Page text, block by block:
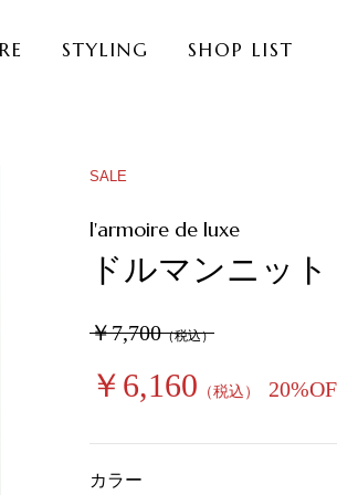
STYLING SHOP LIST
SALE
ドルマンニット
￥7,700（税込）
￥6,160 （税込）
l'armoire de luxe
カラー